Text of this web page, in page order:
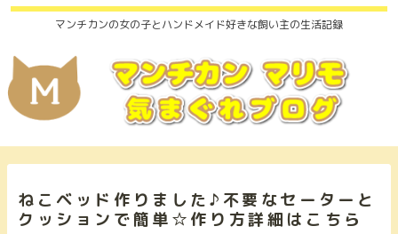
マンチカンの女の子とハンドメイド好きな飼い主の生活記録
ねこベッド作りました♪不要なセーターと
クッションで簡単☆作り方詳細はこちら